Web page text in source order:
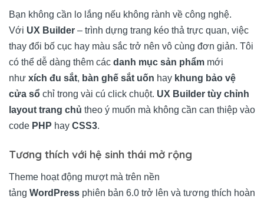
Bạn không cần lo lắng nếu không rành về công nghệ.
Với UX Builder – trình dựng trang kéo thả trực quan, việc
thay đổi bố cục hay màu sắc trở nên vô cùng đơn giản. Tôi
có thể dễ dàng thêm các danh mục sản phẩm mới
như xích đu sắt, bàn ghế sắt uốn hay khung bảo vệ
cửa sổ chỉ trong vài cú click chuột. UX Builder tùy chỉnh
layout trang chủ theo ý muốn mà không cần can thiệp vào
code PHP hay CSS3.
Tương thích với hệ sinh thái mở rộng
Theme hoạt động mượt mà trên nền
tảng WordPress phiên bản 6.0 trở lên và tương thích hoàn